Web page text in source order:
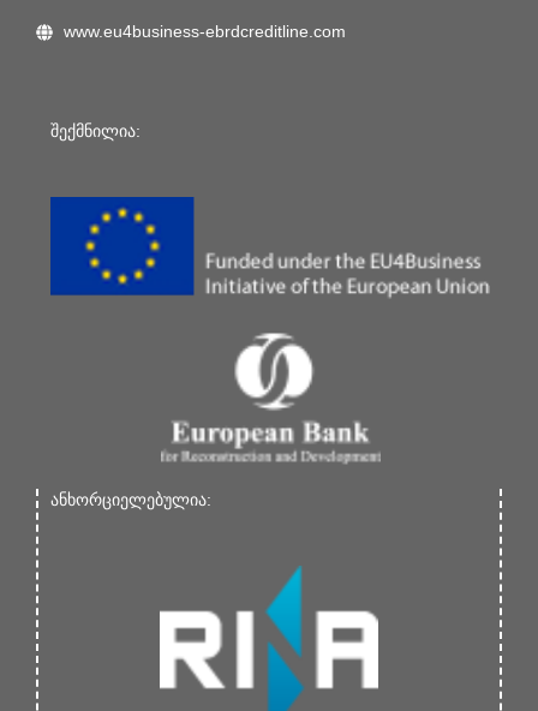
www.eu4business-ebrdcreditline.com
შექმნილია:
ანხორციელებულია: